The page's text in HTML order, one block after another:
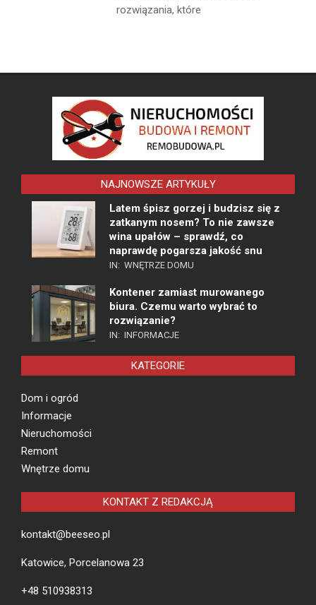
rozwiązania, które
NAJNOWSZE ARTYKUŁY
Latem śpisz gorzej i budzisz się z
zatkanym nosem? To nie zawsze
wina upałów – sprawdź, co
naprawdę pogarsza jakość snu
IN: WNĘTRZE DOMU
Kontener zamiast murowanego
biura. Czemu warto wybrać to
rozwiązanie?
IN: INFORMACJE
KATEGORIE
Dom i ogród
Informacje
Nieruchomości
Remont
Wnętrze domu
KONTAKT Z REDAKCJĄ
kontakt@beeseo.pl
Katowice, Porcelanowa 23
+48 510938313